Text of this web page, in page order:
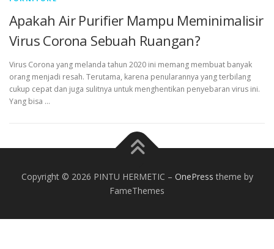
Apakah Air Purifier Mampu Meminimalisir
Virus Corona Sebuah Ruangan?
Virus Corona yang melanda tahun 2020 ini memang membuat banyak
orang menjadi resah. Terutama, karena penularannya yang terbilang
cukup cepat dan juga sulitnya untuk menghentikan penyebaran virus ini.
Yang bisa …
Copyright © 2026 PINTU HERMETIC – OnePress theme by
FameThemes